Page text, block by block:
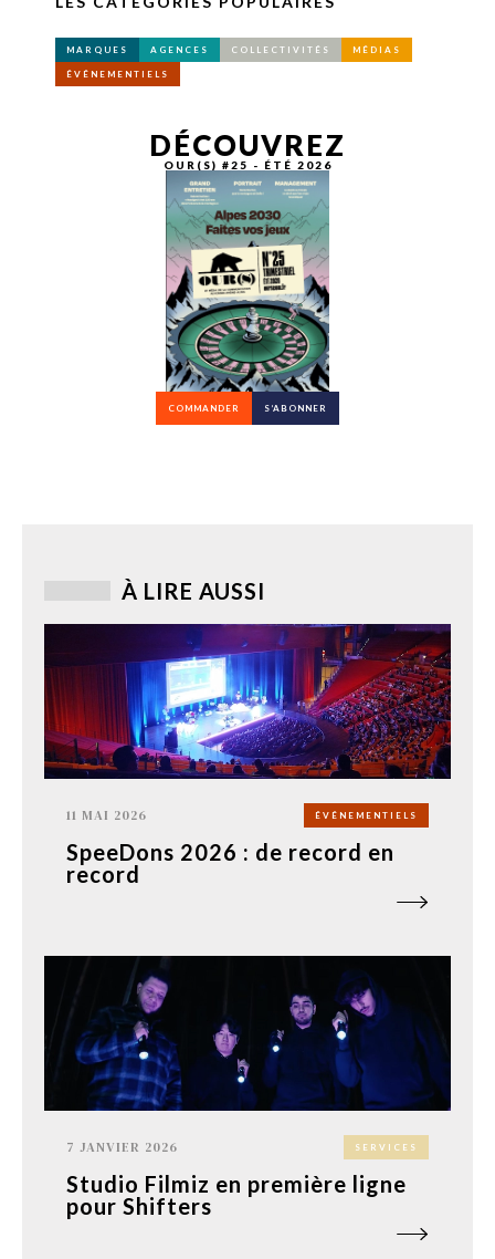
MARQUES AGENCES COLLECTIVITÉS MÉDIAS
ÉVÉNEMENTIELS
DÉCOUVREZ
OUR(S) #25 - ÉTÉ 2026
COMMANDER S’ABONNER
À LIRE AUSSI
11 MAI 2026 ÉVÉNEMENTIELS
SpeeDons 2026 : de record en
record
7 JANVIER 2026 SERVICES
Studio Filmiz en première ligne
pour Shifters